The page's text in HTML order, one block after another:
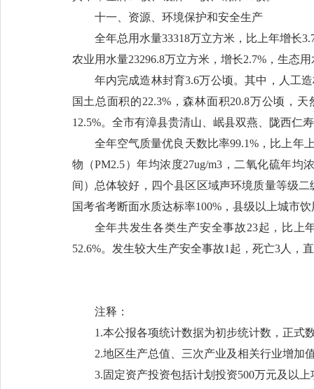
十一、资源、环境保护和安全生产
全年总用水量33318万立方米，比上年增长
农业用水量23296.8万立方米，增长2.7%，生态
年内完成造林封育3.6万公顷。其中，人工
国土总面积的22.3%，森林面积20.8万公顷，
12.5%。全市有漳县贵清山、岷县双燕、陇西仁
全年空气质量优良天数比率99.1%，比上年
物（PM2.5）年均浓度27ug/m3，二氧化硫年均
间）总体较好，四个县区区域声环境质量等级
国考省考断面水质达标率100%，县级以上城市
全年共发生各类生产安全事故23起，比上
52.6%。发生较大生产安全事故1起，死亡3人，
注释：
1.本公报各项统计数据为初步统计数，正式
2.地区生产总值、三次产业及相关行业增加
3.固定资产投资包括计划投资500万元及以